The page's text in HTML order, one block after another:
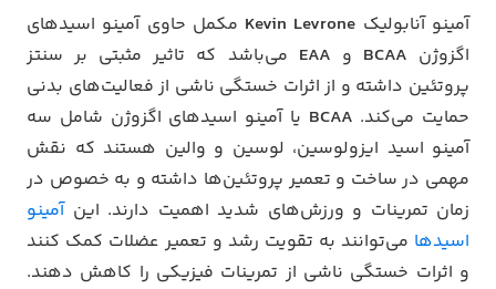
آمینو آنابولیک Kevin Levrone مکمل حاوی آمینو اسیدهای
اگزوژن BCAA و EAA می‌باشد که تاثیر مثبتی بر سنتز
پروتئین داشته و از اثرات خستگی ناشی از فعالیت‌های بدنی
حمایت می‌کند. BCAA یا آمینو اسیدهای اگزوژن شامل سه
آمینو اسید ایزولوسین، لوسین و والین هستند که نقش
مهمی در ساخت و تعمیر پروتئین‌ها داشته و به خصوص در
زمان تمرینات و ورزش‌های شدید اهمیت دارند. این آمینو
اسیدها می‌توانند به تقویت رشد و تعمیر عضلات کمک کنند
و اثرات خستگی ناشی از تمرینات فیزیکی را کاهش دهند.